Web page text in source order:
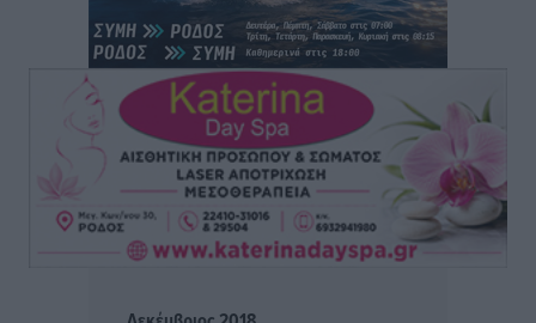
πριν 6 ώρες
Δεύτερη πηγή εισοδήματος για τους επαγγελματίες
ψαράδες ο αλιευτικός τουρισμός
Ειδήσεις πριν 6 ώρες
Μαρία Εκμεκτσίογλου: Η πίστη μου είναι το
μεγαλύτερο στήριγμα μου – Το προσκύνημα στην ιερά
Μονή Πανορμίτη